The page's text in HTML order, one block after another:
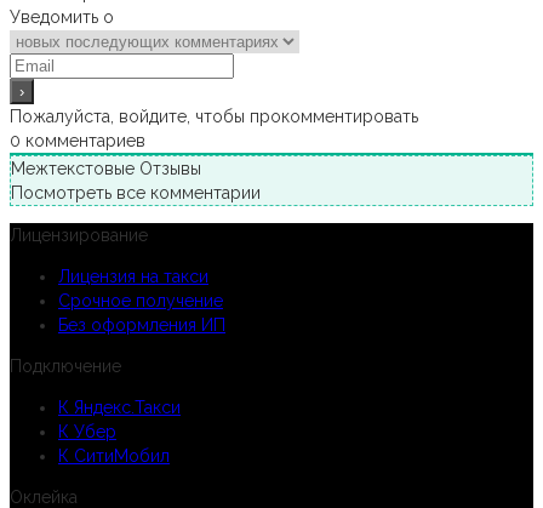
Уведомить о
Пожалуйста, войдите, чтобы прокомментировать
0 комментариев
Межтекстовые Отзывы
Посмотреть все комментарии
Лицензирование
Лицензия на такси
Срочное получение
Без оформления ИП
Подключение
К Яндекс.Такси
К Убер
К СитиМобил
Оклейка